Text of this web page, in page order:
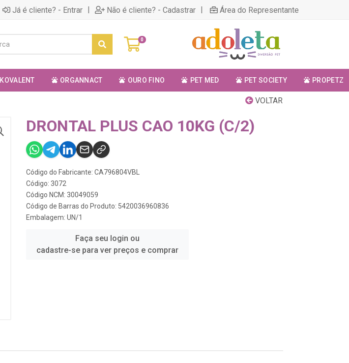
Já é cliente? - Entrar | Não é cliente? - Cadastrar | Área do Representante
0
KOVALENT ORGANNACT OURO FINO PET MED PET SOCIETY PROPETZ
VOLTAR
DRONTAL PLUS CAO 10KG (C/2)
Código do Fabricante: CA796804VBL
Código: 3072
Código NCM: 30049059
Código de Barras do Produto: 5420036960836
Embalagem: UN/1
Faça seu login ou
cadastre-se para ver preços e comprar